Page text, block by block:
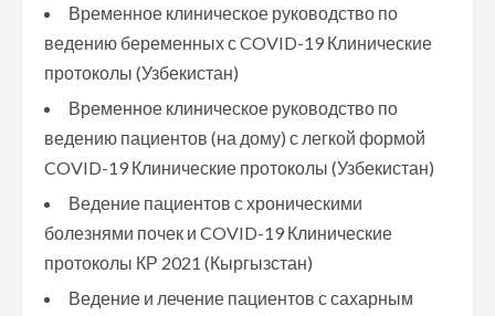
Временное клиническое руководство по
ведению беременных с COVID-19 Клинические
протоколы (Узбекистан)
Временное клиническое руководство по
ведению пациентов (на дому) с легкой формой
COVID-19 Клинические протоколы (Узбекистан)
Ведение пациентов с хроническими
болезнями почек и COVID-19 Клинические
протоколы КР 2021 (Кыргызстан)
Ведение и лечение пациентов с сахарным